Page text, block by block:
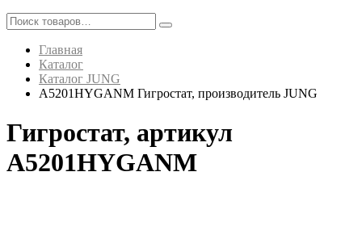
Главная
Каталог
Каталог JUNG
A5201HYGANM Гигростат, производитель JUNG
Гигростат, артикул
A5201HYGANM